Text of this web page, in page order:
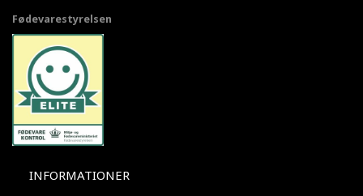
Fødevarestyrelsen
INFORMATIONER